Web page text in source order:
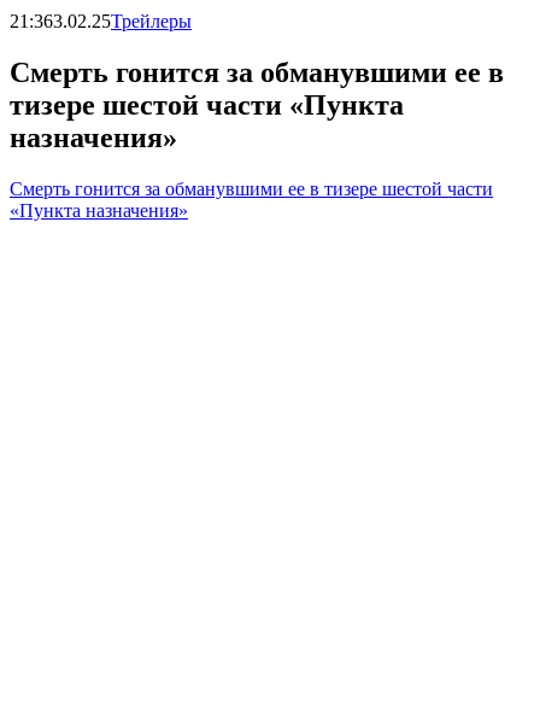
21:363.02.25Трейлеры
Смерть гонится за обманувшими ее в
тизере шестой части «Пункта
назначения»
Смерть гонится за обманувшими ее в тизере шестой части
«Пункта назначения»